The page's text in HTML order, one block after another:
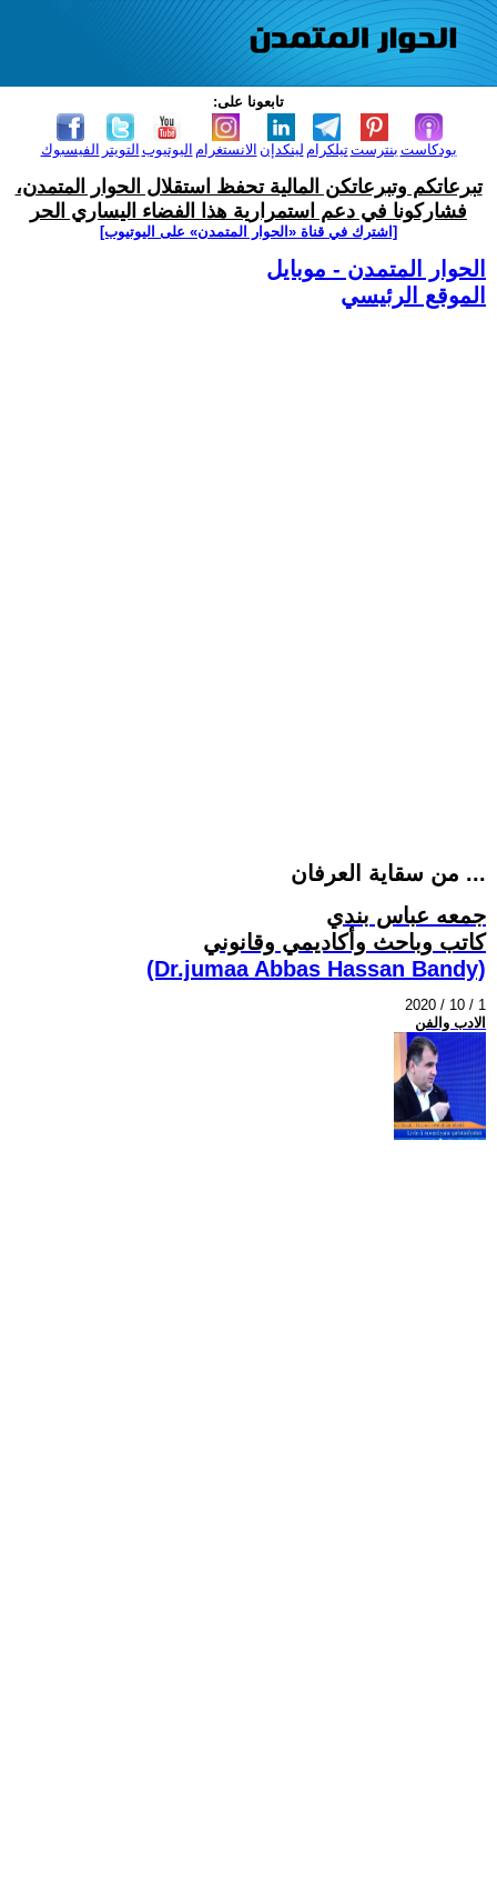
تابعونا على:
الفيسبوك التويتر اليوتيوب الانستغرام لينكدإن تيلكرامبنترست بودكاست
تبرعاتكم وتبرعاتكن المالية تحفظ استقلال الحوار المتمدن،
فشاركونا في دعم استمرارية هذا الفضاء اليساري الحر
[اشترك في قناة ‫«الحوار المتمدن» على اليوتيوب]
الحوار المتمدن - موبايل
الموقع الرئيسي
من سقاية العرفان ...
جمعه عباس بندي
كاتب وباحث وأكاديمي وقانوني
(Dr.jumaa Abbas Hassan Bandy)
2020 / 10 / 1
الادب والفن